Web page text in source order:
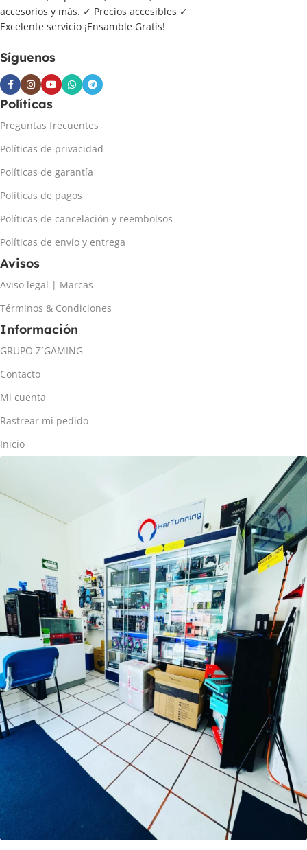
accesorios y más. ✓ Precios accesibles ✓
Excelente servicio ¡Ensamble Gratis!
Síguenos
Políticas
Preguntas frecuentes
Políticas de privacidad
Políticas de garantía
Políticas de pagos
Políticas de cancelación y reembolsos
Políticas de envío y entrega
Avisos
Aviso legal | Marcas
Términos & Condiciones
Información
GRUPO Z´GAMING
Contacto
Mi cuenta
Rastrear mi pedido
Inicio